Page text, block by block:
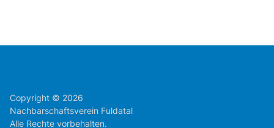
Copyright © 2026
Nachbarschaftsverein Fuldatal
Alle Rechte vorbehalten.